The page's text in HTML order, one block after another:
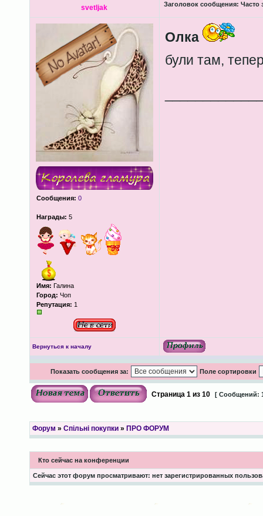
svetljak Заголовок сообщения: Часто
Сообщения: 0
Награды: 5
Имя: Галина
Город: Чоп
Репутация: 1
Олка
були там,
Вернуться к началу
Показать сообщения за: Поле сортировки
Страница 1из 10 [ Сообщений:
Форум » Спільні покупки» ПРО ФОРУМ
Кто сейчас на конференции
Сейчас этот форум просматривают: нет зарегистрированных